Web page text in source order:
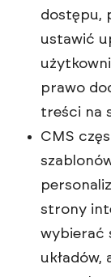
dostępu,
ustawić
prawo
treści na
CMS
strony
wybierać